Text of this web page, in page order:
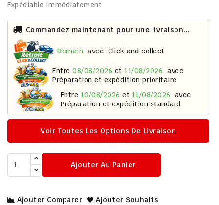
Expédiable Immédiatement
Commandez maintenant pour une livraison...
demain avec Click and collect
entre 08/08/2026 et11/08/2026 avec
Préparation et expédition prioritaire
entre 10/08/2026 et 11/08/2026
avec
Préparation et expédition standard
Voir Toutes Les Options De Livraison
Ajouter Au Panier
Ajouter Comparer Ajouter Souhaits